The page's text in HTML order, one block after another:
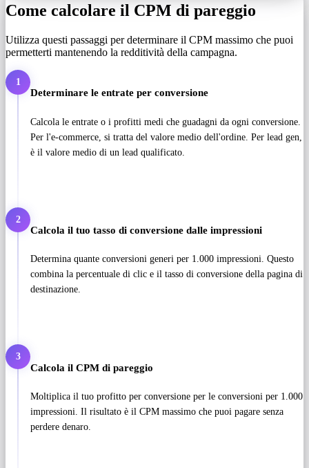
Come calcolare il CPM di pareggio
Utilizza questi passaggi per determinare il CPM massimo che puoi
permetterti mantenendo la redditività della campagna.
1
Determinare le entrate per conversione
Calcola le entrate o i profitti medi che guadagni da ogni conversione.
Per l'e-commerce, si tratta del valore medio dell'ordine. Per lead gen,
è il valore medio di un lead qualificato.
2
Calcola il tuo tasso di conversione dalle impressioni
Determina quante conversioni generi per 1.000 impressioni. Questo
combina la percentuale di clic e il tasso di conversione della pagina di
destinazione.
3
Calcola il CPM di pareggio
Moltiplica il tuo profitto per conversione per le conversioni per 1.000
impressioni. Il risultato è il CPM massimo che puoi pagare senza
perdere denaro.